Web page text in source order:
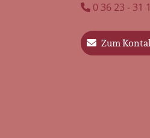
0 36 23 - 31
Zum
mehr erfahren